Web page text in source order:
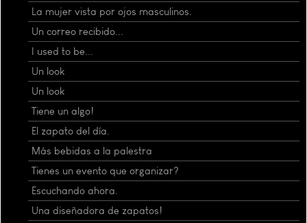
La mujer vista por ojos masculinos.
Un correo recibido...
I used to be...
Un look
Un look
Tiene un algo!
El zapato del día.
Más bebidas a la palestra
Tienes un evento que organizar?
Escuchando ahora.
Una diseñadora de zapatos!